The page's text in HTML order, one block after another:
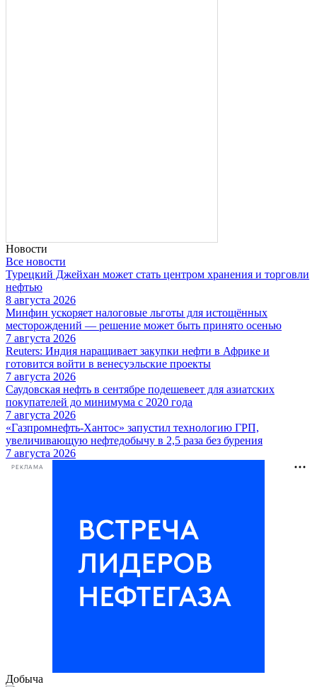
Новости
Все новости
Турецкий Джейхан может стать центром хранения и торговли
нефтью
8 августа 2026
Минфин ускоряет налоговые льготы для истощённых
месторождений — решение может быть принято осенью
7 августа 2026
Reuters: Индия наращивает закупки нефти в Африке и
готовится войти в венесуэльские проекты
7 августа 2026
Саудовская нефть в сентябре подешевеет для азиатских
покупателей до минимума с 2020 года
7 августа 2026
«Газпромнефть-Хантос» запустил технологию ГРП,
увеличивающую нефтедобычу в 2,5 раза без бурения
7 августа 2026
РЕКЛАМА
Добыча